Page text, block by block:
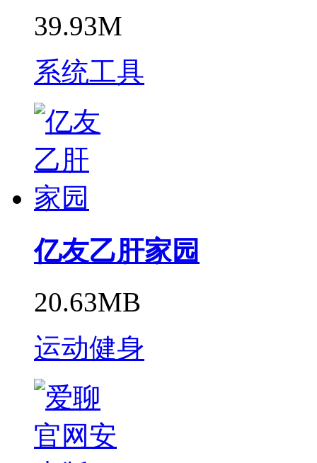
39.93M
系统工具
亿友乙肝家园
20.63MB
运动健身